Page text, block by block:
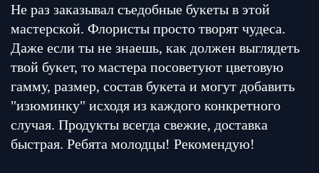
Не раз заказывал съедобные букеты в этой
мастерской. Флористы просто творят чудеса.
Даже если ты не знаешь, как должен выглядеть
твой букет, то мастера посоветуют цветовую
гамму, размер, состав букета и могут добавить
"изюминку" исходя из каждого конкретного
случая. Продукты всегда свежие, доставка
быстрая. Ребята молодцы! Рекомендую!